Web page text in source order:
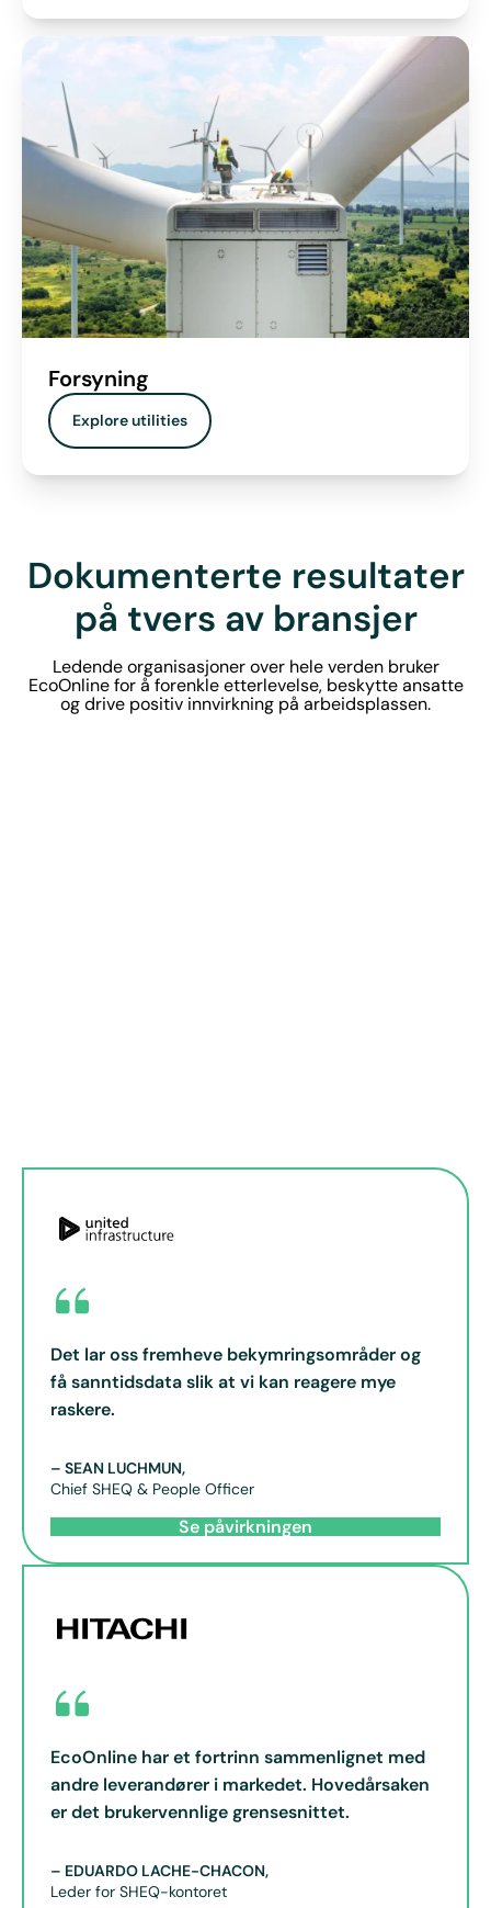
Forsyning
Explore utilities
Dokumenterte resultater
på tvers av bransjer
Ledende organisasjoner over hele verden bruker
EcoOnline for å forenkle etterlevelse, beskytte ansatte
og drive positiv innvirkning på arbeidsplassen.
Det lar oss fremheve bekymringsområder og
få sanntidsdata slik at vi kan reagere mye
raskere.
– SEAN LUCHMUN,
Chief SHEQ & People Officer
Se påvirkningen
EcoOnline har et fortrinn sammenlignet med
andre leverandører i markedet. Hovedårsaken
er det brukervennlige grensesnittet.
– EDUARDO LACHE-CHACON,
Leder for SHEQ-kontoret